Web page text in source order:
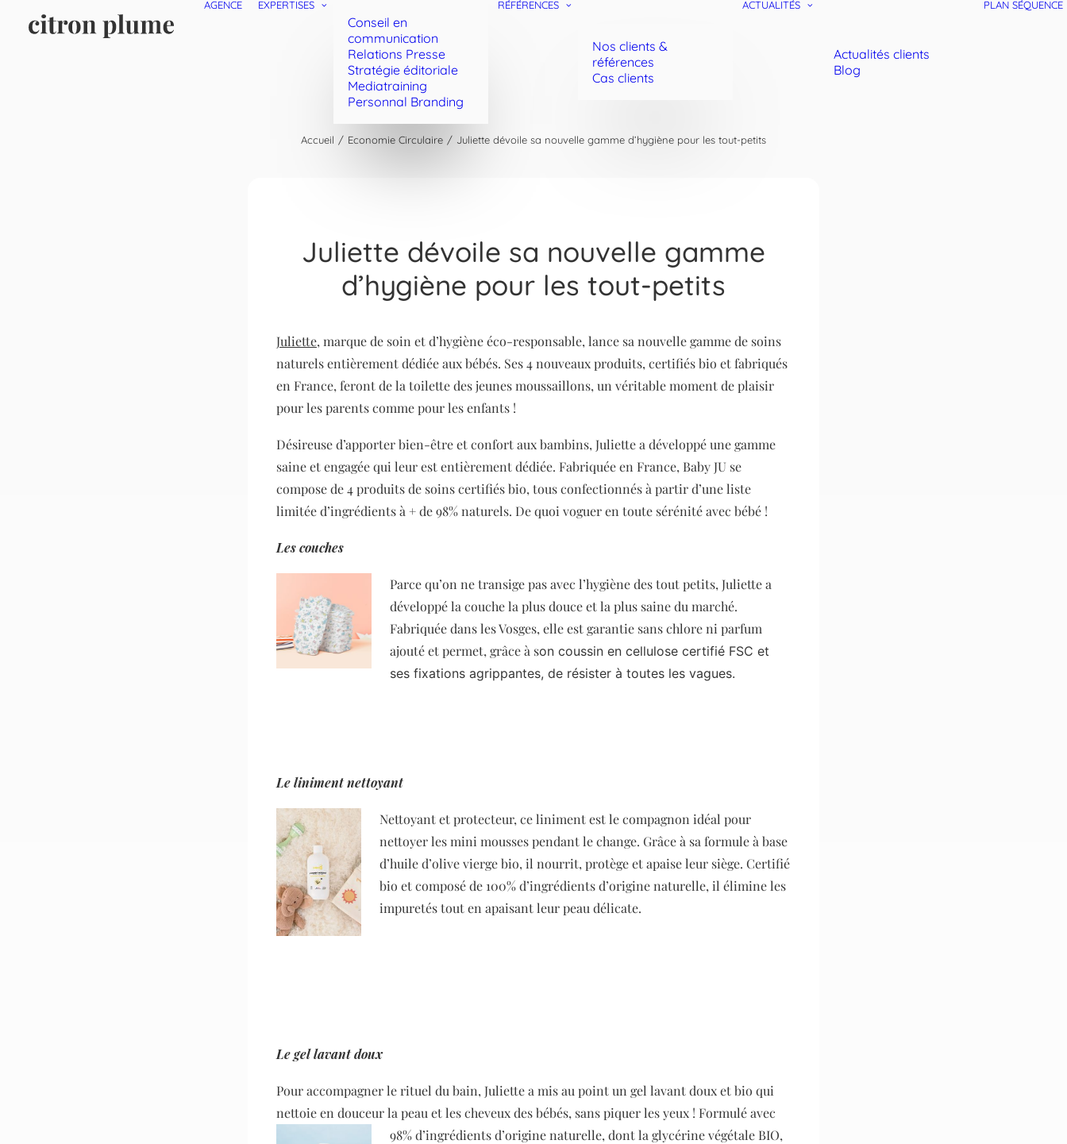
AGENCE EXPERTISES
Conseil en
communication
Relations Presse
Stratégie éditoriale
Mediatraining
Personnal Branding
RÉFÉRENCES
Nos clients &
références
Cas clients
ACTUALITÉS
Actualités clients
Blog
PLAN SÉQUENCE
Accueil Economie Circulaire Juliette dévoile sa nouvelle gamme d’hygiène pour les tout-petits
Juliette dévoile sa nouvelle gamme
d’hygiène pour les tout-petits
Juliette, marque de soin et d’hygiène éco-responsable, lance sa nouvelle gamme de soins
naturels entièrement dédiée aux bébés. Ses 4 nouveaux produits, certifiés bio et fabriqués
en France, feront de la toilette des jeunes moussaillons, un véritable moment de plaisir
pour les parents comme pour les enfants !
Désireuse d’apporter bien-être et confort aux bambins, Juliette a développé une gamme
saine et engagée qui leur est entièrement dédiée. Fabriquée en France, Baby JU se
compose de 4 produits de soins certifiés bio, tous confectionnés à partir d’une liste
limitée d’ingrédients à + de 98% naturels. De quoi voguer en toute sérénité avec bébé !
Les couches
Parce qu’on ne transige pas avec l’hygiène des tout petits, Juliette a
développé la couche la plus douce et la plus saine du marché.
Fabriquée dans les Vosges, elle est garantie sans chlore ni parfum
ajouté et permet, grâce à son coussin en cellulose certifié FSC et
ses fixations agrippantes, de résister à toutes les vagues.
Le liniment nettoyant
Nettoyant et protecteur, ce liniment est le compagnon idéal pour
nettoyer les mini mousses pendant le change. Grâce à sa formule à base
d’huile d’olive vierge bio, il nourrit, protège et apaiseleur siège. Certifié
bio et composé de 100% d’ingrédients d’origine naturelle, il élimine les
impuretés tout en apaisant leur peau délicate.
Le gel lavant doux
Pour accompagner le rituel du bain, Juliette a mis au point un gel lavant doux et bio qui
nettoie en douceur la peau et les cheveux des bébés, sans piquer les yeux ! Formulé avec
98% d’ingrédients d’originenaturelle, dont la glycérine végétale BIO,